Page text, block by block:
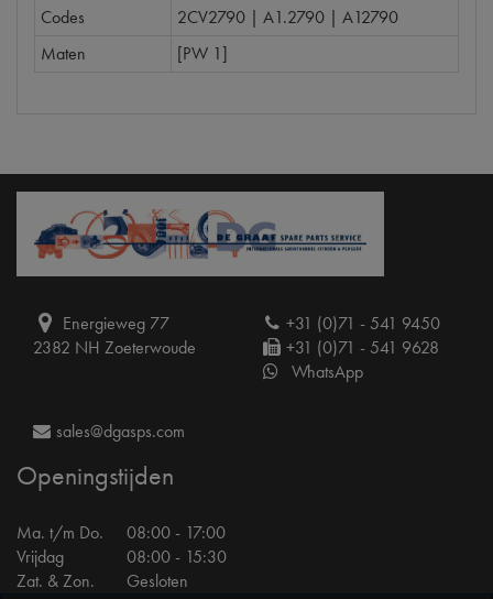
Codes
2CV2790 | A1.2790 | A12790
Maten
[PW 1]
Energieweg 77
2382 NH Zoeterwoude
+31 (0)71 - 541 9450
+31 (0)71 - 541 9628
WhatsApp
sales@dgasps.com
Openingstijden
Ma. t/m Do.
08:00 - 17:00
Vrijdag
08:00 - 15:30
Zat. & Zon.
Gesloten